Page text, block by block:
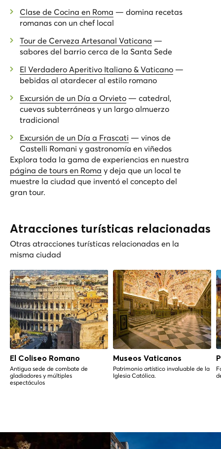
Clase de Cocina en Roma — domina recetas
romanas con un chef local
Tour de Cerveza Artesanal Vaticana —
sabores del barrio cerca de la Santa Sede
El Verdadero Aperitivo Italiano & Vaticano —
bebidas al atardecer al estilo romano
Excursión de un Día a Orvieto — catedral,
cuevas subterráneas y un largo almuerzo
tradicional
Excursión de un Día a Frascati — vinos de
Castelli Romani y gastronomía en viñedos
Explora toda la gama de experiencias en nuestra
página de tours en Roma y deja que un local te
muestre la ciudad que inventó el concepto del
gran tour.
Atracciones turísticas relacionadas
Otras atracciones turísticas relacionadas en la
misma ciudad
El Coliseo Romano
Antigua sede de combate de
gladiadores y múltiples
espectáculos
Museos Vaticanos
Patrimonio artístico invaluable de la
Iglesia Católica.